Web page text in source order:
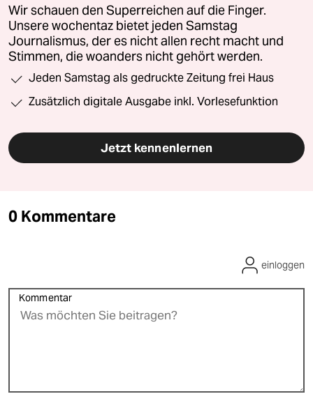
Wir schauen den Superreichen auf die Finger.
Unsere wochentaz bietet jeden Samstag
Journalismus, der es nicht allen recht macht und
Stimmen, die woanders nicht gehört werden.
Jeden Samstag als gedruckte Zeitung frei Haus
Zusätzlich digitale Ausgabe inkl. Vorlesefunktion
Jetzt kennenlernen
0 Kommentare
Kommentar
einloggen